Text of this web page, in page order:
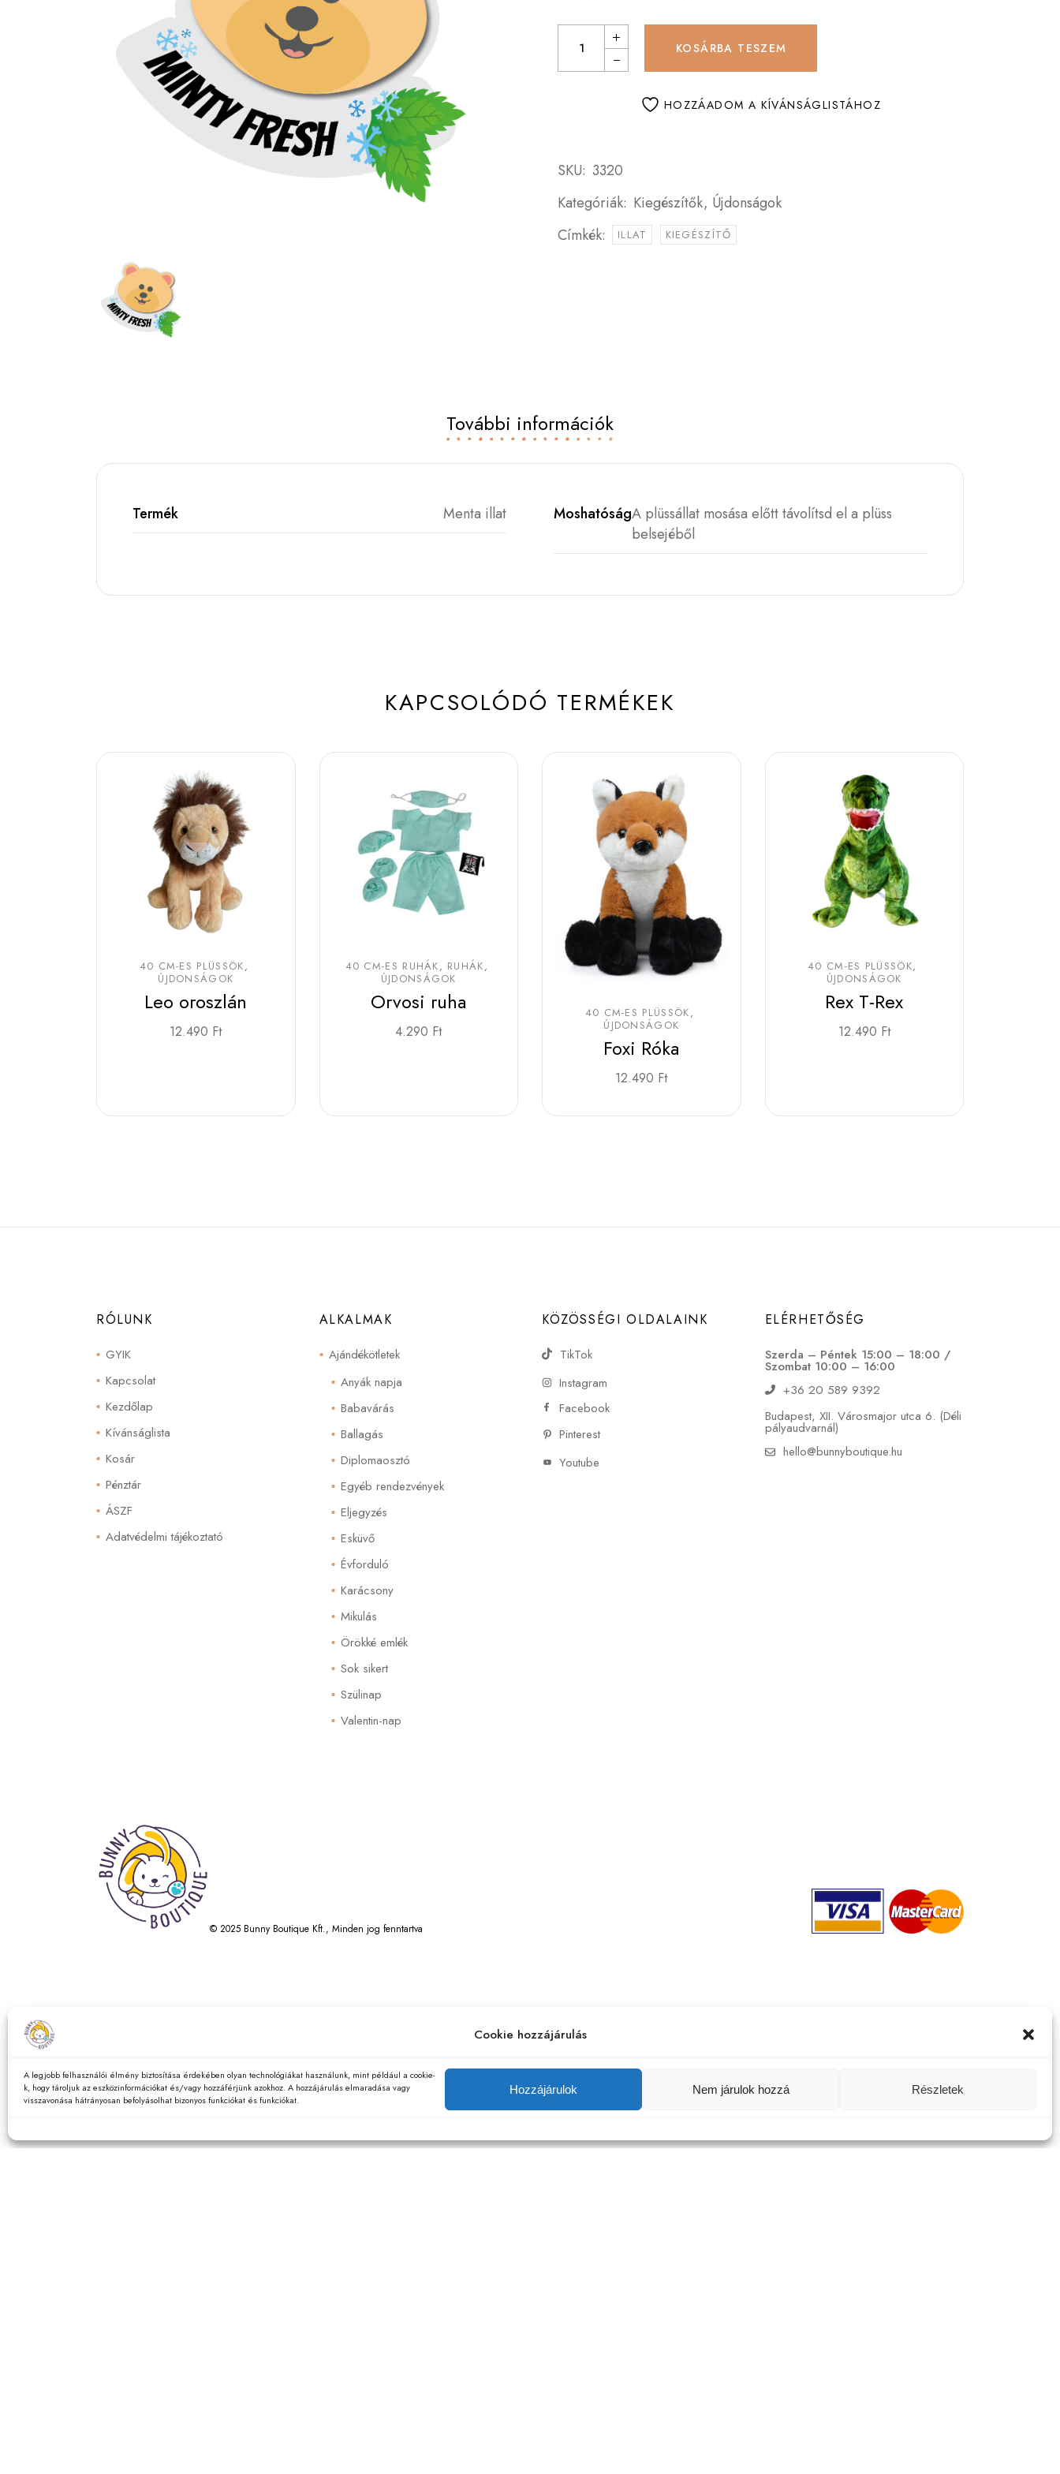
Cookie hozzájárulás
A legjobb felhasználói élmény biztosítása érdekében olyan technológiákat használunk, mint például a cookie-
k, hogy tároljuk az eszközinformációkat és/vagy hozzáférjünk azokhoz. A hozzájárulás elmaradása vagy
visszavonása hátrányosan befolyásolhat bizonyos funkciókat és funkciókat.
Hozzájárulok Nem járulok hozzá Részletek
Örökké emlék
rendezvények
Valentin-nap
Egyéb
KOSÁRBA TESZEM
HOZZÁADOM A KÍVÁNSÁGLISTÁHOZ
SKU: 3320
Kategóriák: Kiegészítők, Újdonságok
Címkék:
ILLAT KIEGÉSZÍTŐ
További információk
Termék Menta illat MoshatóságA plüssállat mosása előtt távolítsd el a plüss
belsejéből
KAPCSOLÓDÓ TERMÉKEK
40 CM-ES PLÜSSÖK
ÚJDONSÁGOK
Leo oroszlán
12.490 Ft
40 CM-ES RUHÁK
RUHÁK
ÚJDONSÁGOK
Orvosi ruha
4.290 Ft
40 CM-ES PLÜSSÖK
ÚJDONSÁGOK
Foxi Róka
12.490 Ft
40 CM-ES PLÜSSÖK
ÚJDONSÁGOK
Rex T-Rex
12.490 Ft
RÓLUNK
GYIK
Kapcsolat
Kezdőlap
Kívánságlista
Kosár
Pénztár
ÁSZF
Adatvédelmi tájékoztató
ALKALMAK
Ajándékötletek
Anyák napja
Babavárás
Ballagás
Diplomaosztó
Egyéb rendezvények
Eljegyzés
Esküvő
Évforduló
Karácsony
Mikulás
Örökké emlék
Sok sikert
Szülinap
Valentin-nap
KÖZÖSSÉGI OLDALAINK
TikTok
Instagram
Facebook
Pinterest
Youtube
ELÉRHETŐSÉG
Szerda – Péntek 15:00 – 18:00 /
Szombat 10:00 – 16:00
+36 20 589 9392
Budapest, XII. Városmajor utca 6. (Déli
pályaudvarnál)
hello@bunnyboutique.hu
© 2025 Bunny Boutique Kft., Minden jog fenntartva